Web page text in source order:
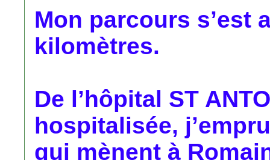
Mon parcours s’est
kilomètres.
De l’hôpital ST
hospitalisée,
qui mènent à